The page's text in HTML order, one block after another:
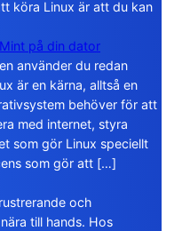
köra Linux är att du kan
på din dator
använder du redan
är en kärna, alltså en
behöver för att
med internet, styra
som gör Linux speciellt
som gör att […]
och
till hands. Hos